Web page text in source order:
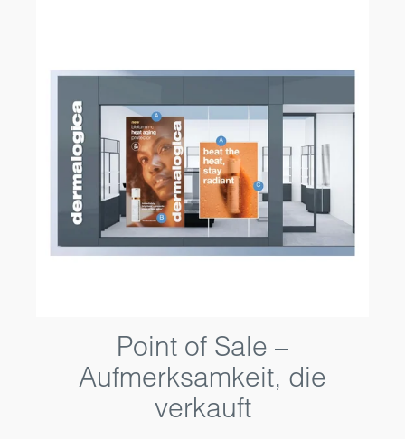
Point of Sale –
Aufmerksamkeit, die
verkauft